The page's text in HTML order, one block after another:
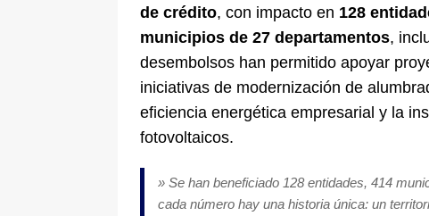
de crédito, con impacto en 128
municipios de 27 departamentos,
desembolsos han permitido apoyar
iniciativas de modernización de
eficiencia energética empresarial y la
fotovoltaicos.
» Se han beneficiado 128 entidades, 414
cada número hay una historia única: un